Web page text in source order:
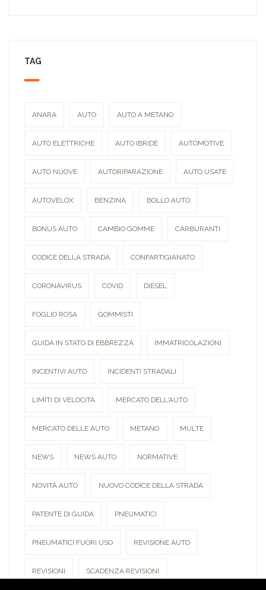
TAG
ANARA AUTO AUTO A METANO
AUTO ELETTRICHE AUTO IBRIDE AUTOMOTIVE
AUTO NUOVE AUTORIPARAZIONE AUTO USATE
AUTOVELOX BENZINA BOLLO AUTO
BONUS AUTO CAMBIO GOMME CARBURANTI
CODICE DELLA STRADA CONFARTIGIANATO
CORONAVIRUS COVID DIESEL
FOGLIO ROSA GOMMISTI
GUIDA IN STATO DI EBBREZZA IMMATRICOLAZIONI
INCENTIVI AUTO INCIDENTI STRADALI
LIMITI DI VELOCITÀ MERCATO DELL'AUTO
MERCATO DELLE AUTO METANO MULTE
NEWS NEWS AUTO NORMATIVE
NOVITÀ AUTO NUOVO CODICE DELLA STRADA
PATENTE DI GUIDA PNEUMATICI
PNEUMATICI FUORI USO REVISIONE AUTO
REVISIONI SCADENZA REVISIONI